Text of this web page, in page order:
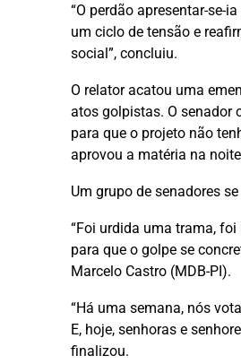
“O perdão apresentar-se-
um ciclo de tensão e
social”, concluiu.
O relator acatou uma
atos golpistas. O senador
para que o projeto não
aprovou a matéria na
Um grupo de senadores
“Foi urdida uma trama,
para que o golpe se
Marcelo Castro (MDB-PI).
“Há uma semana, nós
E, hoje, senhoras e
finalizou.